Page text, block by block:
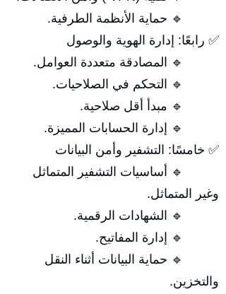
🔹 حماية الأنظمة الطرفية.
✅ رابعًا: إدارة الهوية والوصول
🔹 المصادقة متعددة العوامل.
🔹 التحكم في الصلاحيات.
🔹 مبدأ أقل صلاحية.
🔹 إدارة الحسابات المميزة.
✅ خامسًا: التشفير وأمن البيانات
🔹 أساسيات التشفير المتماثل
وغير المتماثل.
🔹 الشهادات الرقمية.
🔹 إدارة المفاتيح.
🔹 حماية البيانات أثناء النقل
والتخزين.